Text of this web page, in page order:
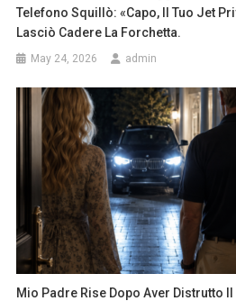
Telefono Squillò: «Capo, Il Tuo Jet
Lasciò Cadere La Forchetta.
May 24, 2026 admin
Mio Padre Rise Dopo Aver Distrutto